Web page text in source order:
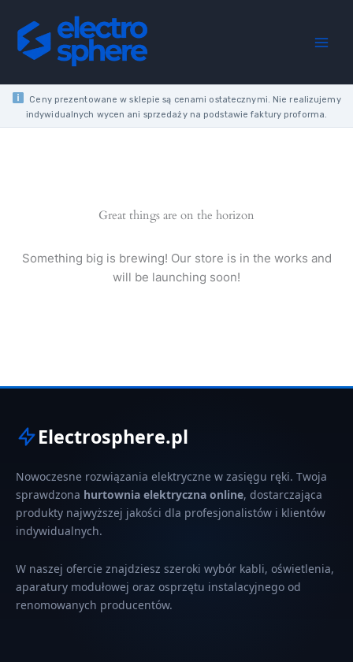
content
Ceny prezentowane w sklepie są cenami ostatecznymi. Nie realizujemy
indywidualnych wycen ani sprzedaży na podstawie faktury proforma.
Great things are on the horizon
Something big is brewing! Our store is in the works and
will be launching soon!
Electrosphere.pl
Nowoczesne rozwiązania elektryczne w zasięgu ręki. Twoja
sprawdzona hurtownia elektryczna online, dostarczająca
produkty najwyższej jakości dla profesjonalistów i klientów
indywidualnych.
W naszej ofercie znajdziesz szeroki wybór kabli, oświetlenia,
aparatury modułowej oraz osprzętu instalacyjnego od
renomowanych producentów.
TN-
S
quantity